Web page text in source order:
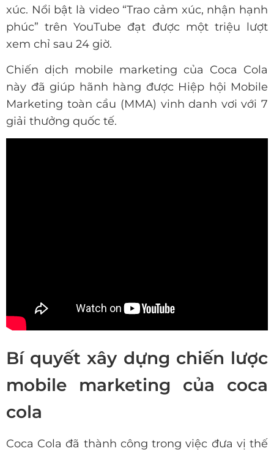
xúc. Nổi bật là video “Trao cảm xúc, nhận hạnh
phúc” trên YouTube đạt được một triệu lượt
xem chỉ sau 24 giờ.
Chiến dịch mobile marketing của Coca Cola
này đã giúp hãnh hàng được Hiệp hội Mobile
Marketing toàn cầu (MMA) vinh danh vơi với 7
giải thưởng quốc tế.
Bí quyết xây dựng chiến lược
mobile marketing của coca
cola
Coca Cola đã thành công trong việc đưa vị thế